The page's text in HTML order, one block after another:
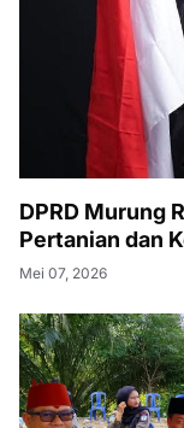
DPRD Murung
Pertanian dan
Mei 07, 2026